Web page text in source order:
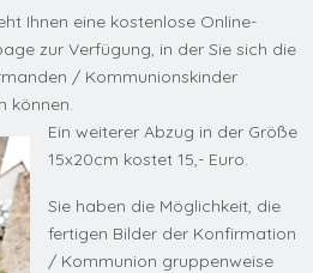
Ihnen eine kostenlose Online-
zur Verfügung, in der Sie sich die
/ Kommunionskinder
können.
Ein weiterer Abzug in der Größe
15x20cm kostet 15,- Euro.
Sie haben die Möglichkeit, die
fertigen Bilder der Konfirmation
/ Kommunion gruppenweise